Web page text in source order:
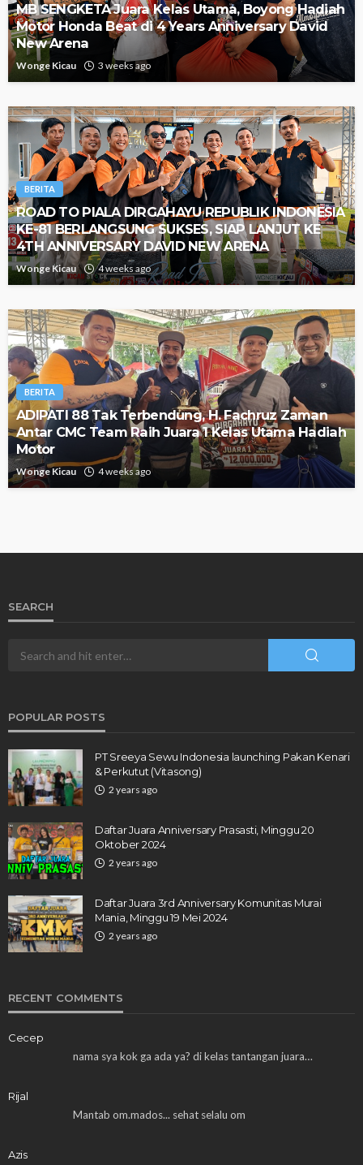
MB SENGKETA Juara Kelas Utama, Boyong Hadiah
Motor Honda Beat di 4 Years Anniversary David
New Arena
Wonge Kicau 3 weeks ago
BERITA
ROAD TO PIALA DIRGAHAYU REPUBLIK INDONESIA
KE-81 BERLANGSUNG SUKSES, SIAP LANJUT KE
4TH ANNIVERSARY DAVID NEW ARENA
Wonge Kicau 4 weeks ago
BERITA
ADIPATI 88 Tak Terbendung, H. Fachruz Zaman
Antar CMC Team Raih Juara 1 Kelas Utama Hadiah
Motor
Wonge Kicau 4 weeks ago
SEARCH
POPULAR POSTS
PT Sreeya Sewu Indonesia launching Pakan Kenari
& Perkutut (Vitasong)
2 years ago
Daftar Juara Anniversary Prasasti, Minggu 20
Oktober 2024
2 years ago
Daftar Juara 3rd Anniversary Komunitas Murai
Mania, Minggu 19 Mei 2024
2 years ago
RECENT COMMENTS
Cecep
nama sya kok ga ada ya? di kelas tantangan juara…
Rijal
Mantab om.mados... sehat selalu om
Azis